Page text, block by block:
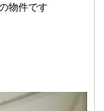
物件です